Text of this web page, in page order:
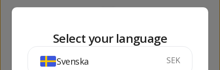
Select your language
Svenska SEK